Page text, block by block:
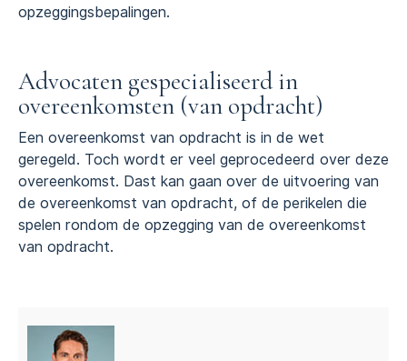
opzeggingsbepalingen.
Advocaten gespecialiseerd in
overeenkomsten (van opdracht)
Een overeenkomst van opdracht is in de wet
geregeld. Toch wordt er veel geprocedeerd over deze
overeenkomst. Dast kan gaan over de uitvoering van
de overeenkomst van opdracht, of de perikelen die
spelen rondom de opzegging van de overeenkomst
van opdracht.